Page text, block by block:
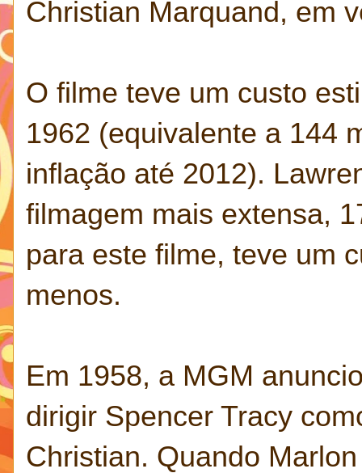
Christian Marquand, em
O filme teve um custo
1962 (equivalente a 144
inflação até 2012).
filmagem mais extensa,
para este filme, teve um
menos.
Em 1958, a MGM
dirigir Spencer Tracy
Christian. Quando